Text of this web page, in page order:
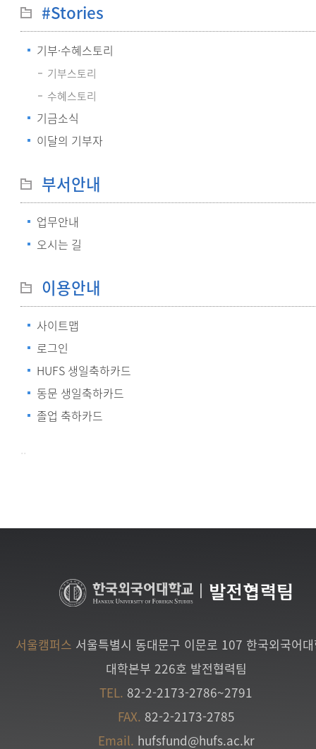
#Stories
기부·수혜스토리
기부스토리
수혜스토리
기금소식
이달의 기부자
부서안내
업무안내
오시는 길
이용안내
사이트맵
로그인
HUFS 생일축하카드
동문 생일축하카드
졸업 축하카드
..
발전협력팀
서울캠퍼스 서울특별시 동대문구 이문로 107 한국외국어
대학본부 226호 발전협력팀
TEL. 82-2-2173-2786~2791
FAX. 82-2-2173-2785
Email. hufsfund@hufs.ac.kr